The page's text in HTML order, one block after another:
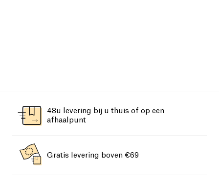
48u levering bij u thuis of op een
afhaalpunt
Gratis levering boven €69